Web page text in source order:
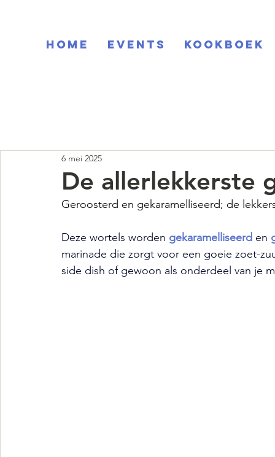
Home EVENTS KOOKBOEK
De allerlekkerste
6 mei 2025
Geroosterd en gekaramelliseerd; de
Deze wortels worden gekaramelliseerd en
marinade die zorgt voor een goeie zoet-
side dish of gewoon als onderdeel van je